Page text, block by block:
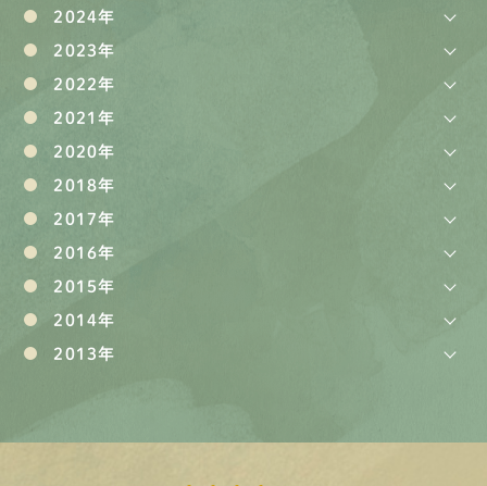
2024年
2023年
2022年
2021年
2020年
2018年
2017年
2016年
2015年
2014年
2013年